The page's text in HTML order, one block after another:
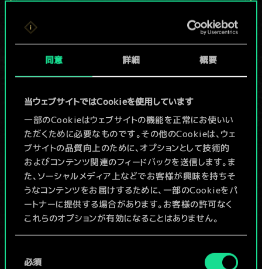
同意 詳細 概要
当ウェブサイトではCookieを使用しています
一部のCookieはウェブサイトの機能を正常にお使いい
ただくために必要なものです。その他のCookieは、ウェ
ブサイトの品質向上のために、オプションとして技術的
およびコンテンツ関連のフィードバックを送信します。ま
た、ソーシャルメディア上などでお客様が興味を持ちそ
うなコンテンツをお届けするために、一部のCookieをパ
ートナーに提供する場合があります。お客様の許可なく
これらのオプションが有効になることはありません。
詳細は、下記の「設定」メニューでご確認ください。
必須
現在はまだこれし
か共有デッキがあ
りませんが、
続々追加中！
デッキ名入力＆ガイドを作成
デッキを編集
/